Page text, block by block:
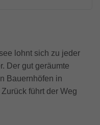
lohnt sich zu jeder
Der gut geräumte
Bauernhöfen in
führt der Weg